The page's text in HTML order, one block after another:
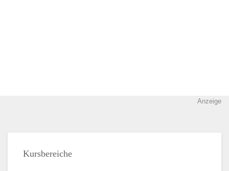
Anzeige
Kursbereiche